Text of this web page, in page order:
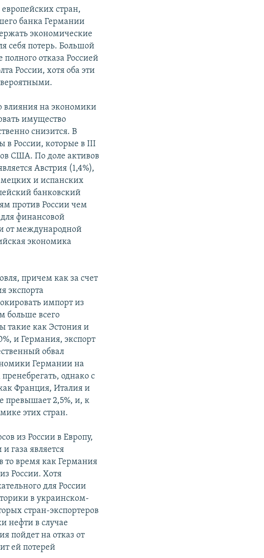
стран,
банка Германии
экономические
себя потерь. Большой
отказа Россией
России, хотя оба эти
влияния на экономики
имущество
снизится. В
в России, которые в III
США. По доле активов
Австрия (1,4%),
и испанских
банковский
против России чем
финансовой
от международной
экономика
причем как за счет
экспорта
импорт из
больше всего
такие как Эстония и
и Германия, экспорт
обвал
Германии на
однако с
Франция, Италия и
превышает 2,5%, и, к
этих стран.
из России в Европу,
газа является
то время как Германия
России. Хотя
для России
в украинском-
стран-экспортеров
нефти в случае
пойдет на отказ от
ей потерей